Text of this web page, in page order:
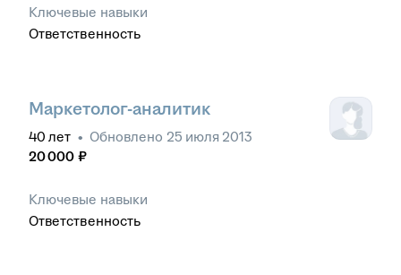
Ключевые навыки
Ответственность
Маркетолог-аналитик
40 лет • Обновлено 25 июля 2013
20 000 ₽
Ключевые навыки
Ответственность